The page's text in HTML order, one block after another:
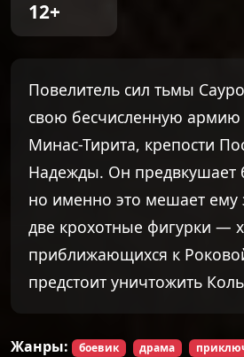
12+
Повелитель сил тьмы
свою бесчисленную армию
Минас-Тирита, крепости
Надежды. Он предвкушает
но именно это мешает ему
две крохотные фигурки —
приближающихся к
предстоит уничтожить
Жанры: боевик драма